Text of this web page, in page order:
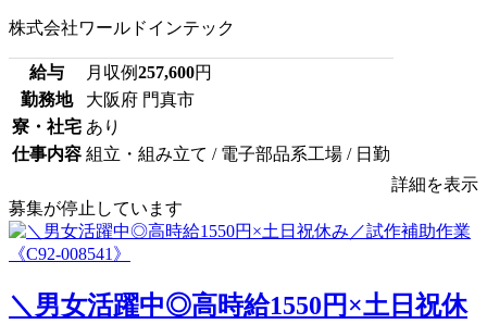
株式会社ワールドインテック
給与 月収例257,600円
勤務地
大阪府 門真市
寮・社宅 あり
仕事内容 組立・組み立て / 電子部品系工場 / 日勤
詳細を表示
募集が停止しています
＼男女活躍中◎高時給1550円×土日祝休